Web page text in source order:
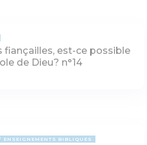
fiançailles, est-ce possible
de Dieu? n°14
ENSEIGNEMENTS BIBLIQUES